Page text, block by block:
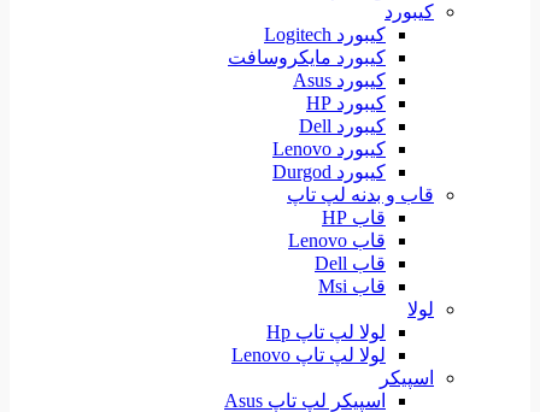
کیبورد
کیبورد Logitech
کیبورد مایکروسافت
کیبورد Asus
کیبورد HP
کیبورد Dell
کیبورد Lenovo
کیبورد Durgod
قاب و بدنه لپ تاپ
قاب HP
قاب Lenovo
قاب Dell
قاب Msi
لولا
لولا لپ تاپ Hp
لولا لپ تاپ Lenovo
اسپیکر
اسپیکر لپ تاپ Asus